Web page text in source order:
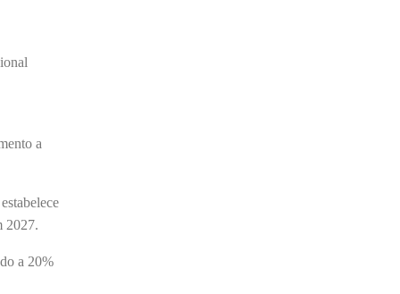
a
2027.
a 20%